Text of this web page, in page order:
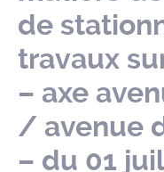
de
travaux
– axe
/ avenue
– du 01